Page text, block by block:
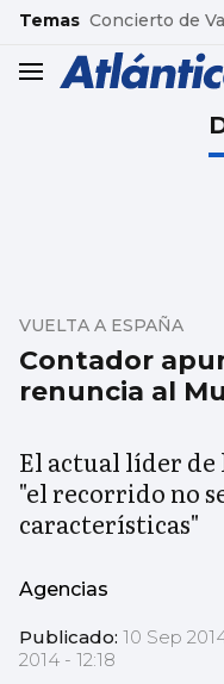
common.go-to-content
Temas Concierto de
header.menu.open
Contador
renuncia al
VUELTA A ESPAÑA
El actual líder de
"el recorrido no
características"
Agencias
Publicado: 10 Sep
2014 - 12:18